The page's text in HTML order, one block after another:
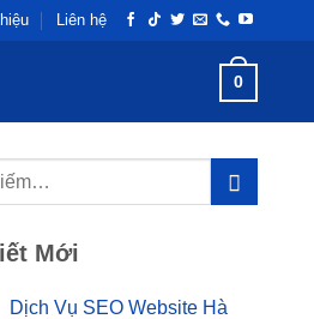
Liên hệ
0
Mới
Dịch Vụ SEO Website Hà